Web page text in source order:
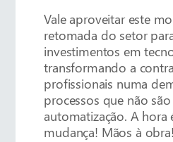
Vale aproveitar este
retomada do setor
investimentos em
transformando a
profissionais numa
processos que não
automatização. A hora
mudança! Mãos à obra!